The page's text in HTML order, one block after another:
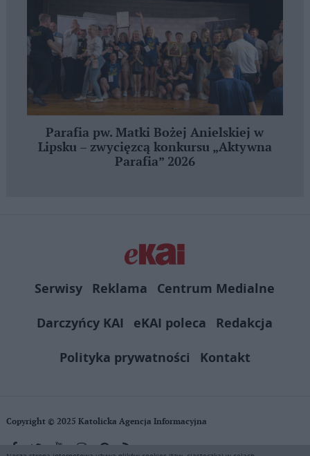
Parafia pw. Matki Bożej Anielskiej w
Lipsku – zwycięzcą konkursu „Aktywna
Parafia” 2026
Serwisy Reklama
Centrum Medialne
Darczyńcy KAI
eKAI poleca
Redakcja
Polityka prywatności
Kontakt
Copyright © 2025 Katolicka Agencja Informacyjna